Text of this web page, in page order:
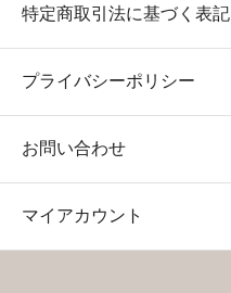
特定商取引法に基づく表記
プライバシーポリシー
お問い合わせ
マイアカウント